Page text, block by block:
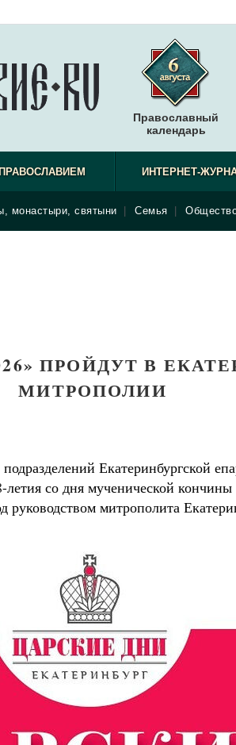
Православный
календарь
ИНТЕРНЕТ-
монастыри, святыни Семья
ПРОЙДУТ В
МИТРОПОЛИИ
Екатеринбургской
со дня мученической
руководством митрополита
Как найти своё место в жизни
Кирилл Мурышев